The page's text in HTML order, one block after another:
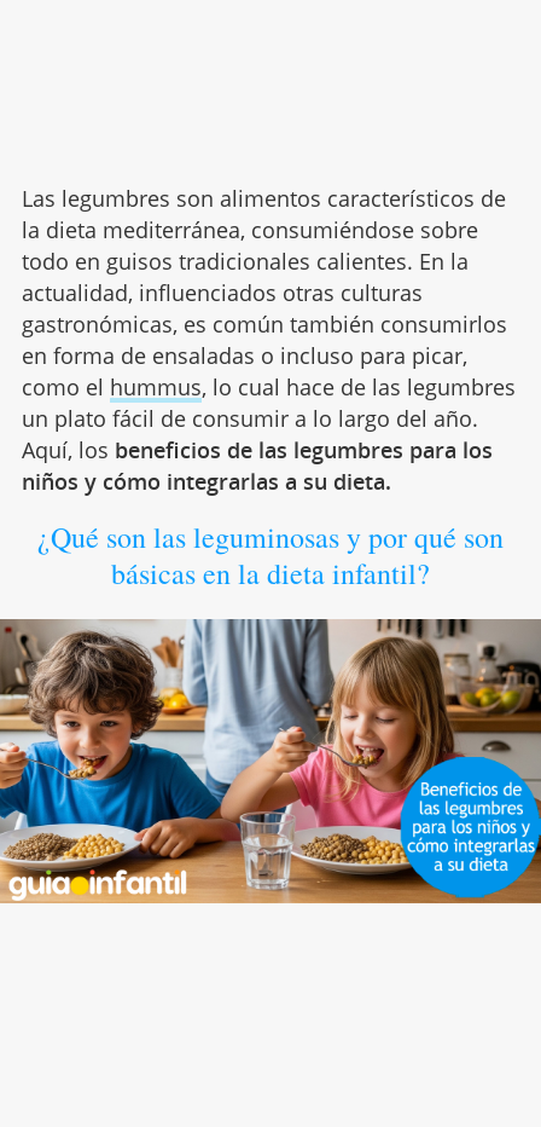
Las legumbres son alimentos característicos de
la dieta mediterránea, consumiéndose sobre
todo en guisos tradicionales calientes. En la
actualidad, influenciados otras culturas
gastronómicas, es común también consumirlos
en forma de ensaladas o incluso para picar,
como el hummus, lo cual hace de las legumbres
un plato fácil de consumir a lo largo del año.
Aquí, los beneficios de las legumbres para los
niños y cómo integrarlas a su dieta.
¿Qué son las leguminosas y por qué son
básicas en la dieta infantil?